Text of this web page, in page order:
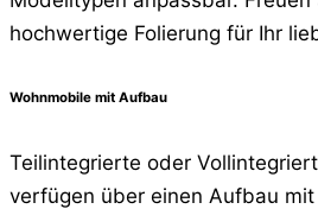
hochwertige Folierung für Ihr
Wohnmobile mit Aufbau
Teilintegrierte oder
verfügen über einen Aufbau